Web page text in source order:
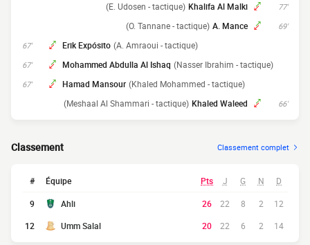
77'
Khalifa Al Malki
(E. Udosen - tactique)
69'
A. Mance
(O. Tannane - tactique)
67' Erik Expósito (A. Amraoui - tactique)
67' Mohammed Abdulla Al Ishaq (Nasser Ibrahim - tactique)
67' Hamad Mansour (Khaled Mohammed - tactique)
66'
Khaled Waleed
(Meshaal Al Shammari - tactique)
Classement Classement complet
# Équipe Pts J G N D
9 Ahli 26 22 8 2
12
12
Umm Salal 20 22 6 2 14